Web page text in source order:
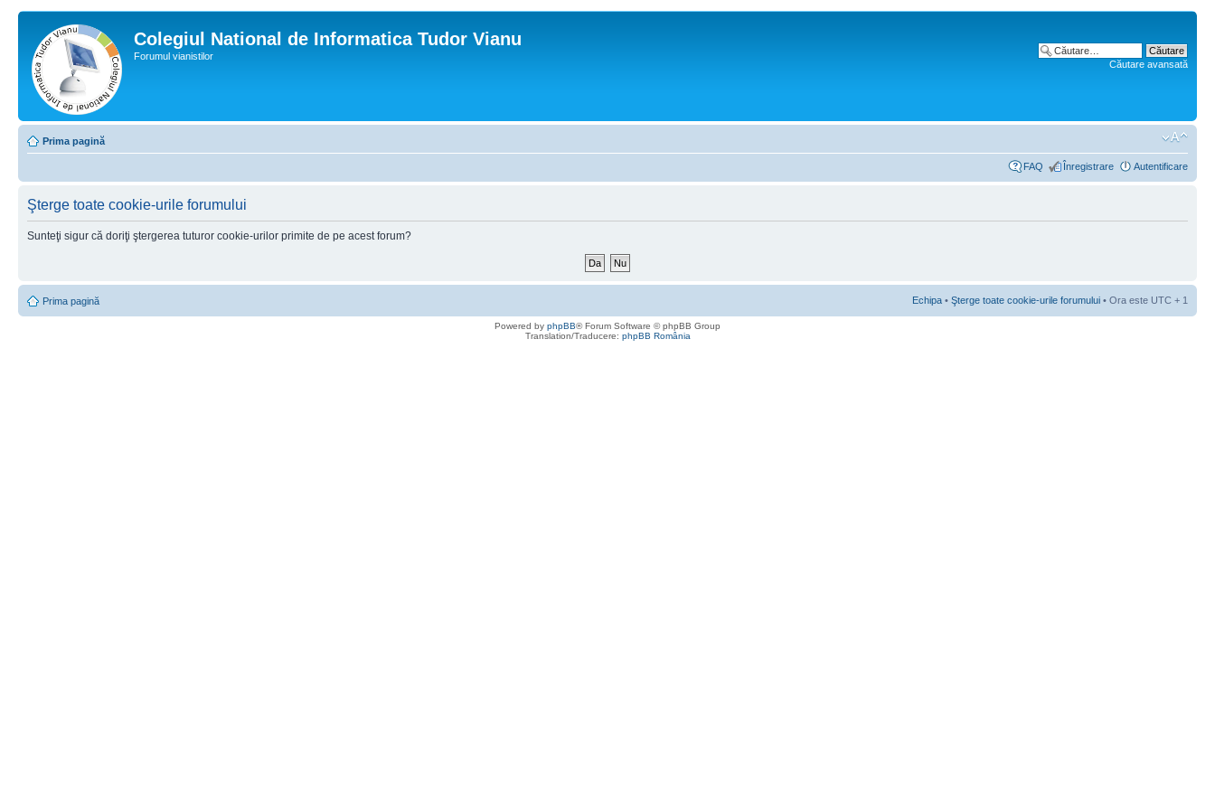
Colegiul National de Informatica Tudor Vianu
Forumul vianistilor
Căutare avansată
Prima pagină
FAQ Înregistrare Autentificare
Şterge toate cookie-urile forumului
Sunteţi sigur că doriţi ştergerea tuturor cookie-urilor primite de pe acest forum?
Prima pagină Echipa • Şterge toate cookie-urile forumului • Ora este UTC + 1
Powered by phpBB® Forum Software © phpBB Group
Translation/Traducere: phpBB România